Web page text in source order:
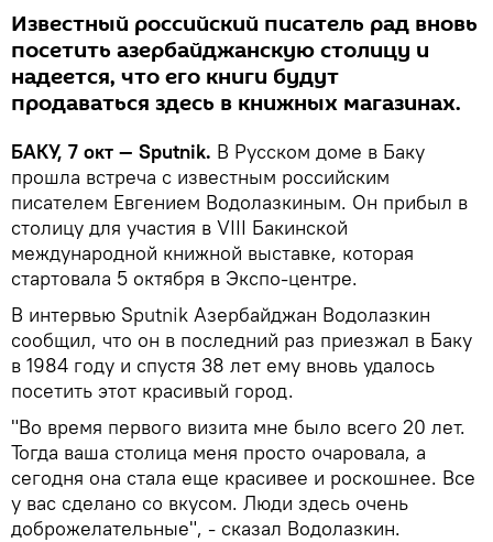
Известный российский писатель рад вновь
посетить азербайджанскую столицу и
надеется, что его книги будут
продаваться здесь в книжных магазинах.
БАКУ, 7 окт — Sputnik. В Русском доме в Баку
прошла встреча с известным российским
писателем Евгением Водолазкиным. Он прибыл в
столицу для участия в VIII Бакинской
международной книжной выставке, которая
стартовала 5 октября в Экспо-центре.
В интервью Sputnik Азербайджан Водолазкин
сообщил, что он в последний раз приезжал в Баку
в 1984 году и спустя 38 лет ему вновь удалось
посетить этот красивый город.
"Во время первого визита мне было всего 20 лет.
Тогда ваша столица меня просто очаровала, а
сегодня она стала еще красивее и роскошнее. Все
у вас сделано со вкусом. Люди здесь очень
доброжелательные", - сказал Водолазкин.